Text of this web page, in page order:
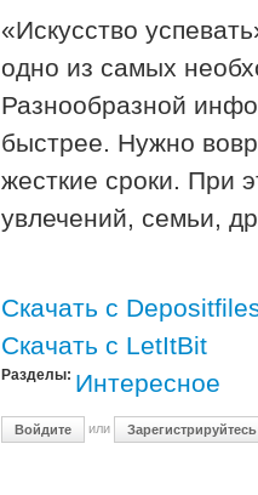
«Искусство
одно из самых
Разнообразной
быстрее. Нужно
жесткие сроки. При
увлечений, семьи,
Скачать с
Скачать с LetItBit
Разделы: Интересное
Войдите или Зарегистрируйтесь